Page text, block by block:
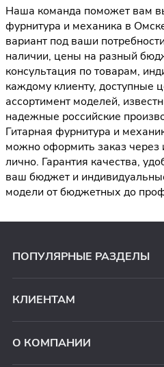
Наша команда поможет вам
фурнитура и механика в
вариант под ваши
наличии, цены на разный
консультация по товарам,
каждому клиенту, доступные
ассортимент моделей,
надежные российские
Гитарная фурнитура и
можно оформить заказ через
лично. Гарантия качества,
ваш бюджет и
модели от бюджетных до
ПОПУЛЯРНЫЕ РАЗДЕЛЫ
КЛИЕНТАМ
О КОМПАНИИ